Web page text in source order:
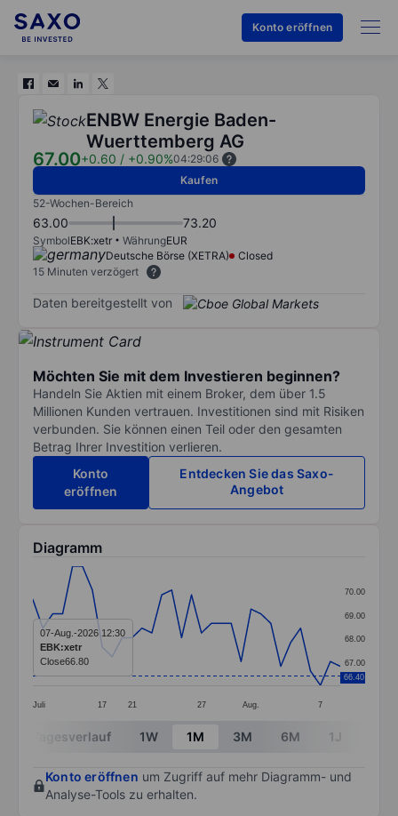
Konto eröffnen
ENBW Energie Baden-
Wuerttemberg AG
67.00+0.60 / +0.90%04:29:06
Kaufen
52-Wochen-Bereich
63.00 73.20
SymbolEBK:xetr WährungEUR
Deutsche Börse (XETRA)
Closed
15 Minuten verzögert
Daten bereitgestellt von
Möchten Sie mit dem Investieren beginnen?
Handeln Sie Aktien mit einem Broker, dem über 1.5
Millionen Kunden vertrauen. Investitionen sind mit Risiken
verbunden. Sie können einen Teil oder den gesamten
Betrag Ihrer Investition verlieren.
Konto
eröffnen
Entdecken Sie das Saxo-
Angebot
Diagramm
Line chart with 32 data points.
The chart has 1 X axis displaying categories.
The chart has 1 Y axis displaying values. Data
Juli 17 21 27 Aug. 7
67.00
68.00
69.00
70.00
66.40
07-Aug.-2026 12:30
EBK:xetr
Close66.80
End of interactive chart.
Tagesverlauf 1W 1M 3M 6M 1J
Konto eröffnen um Zugriff auf mehr Diagramm- und
Analyse-Tools zu erhalten.